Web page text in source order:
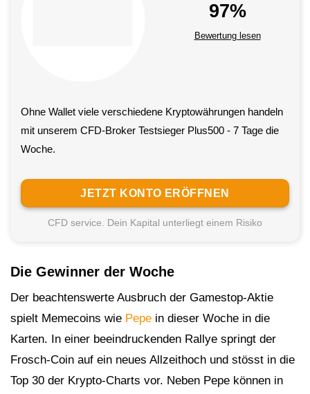
Ohne Wallet viele verschiedene Krypto­währungen handeln
mit unserem CFD-Broker Testsieger Plus500 - 7 Tage die
Woche.
97%
Bewertung lesen
JETZT KONTO ERÖFFNEN
CFD service. Dein Kapital unterliegt einem Risiko
Die Gewinner der Woche
Der beachtenswerte Ausbruch der Gamestop-Aktie
spielt Memecoins wie Pepe in dieser Woche in die
Karten. In einer beeindruckenden Rallye springt der
Frosch-Coin auf ein neues Allzeithoch und stösst in die
Top 30 der Krypto-Charts vor. Neben Pepe können in